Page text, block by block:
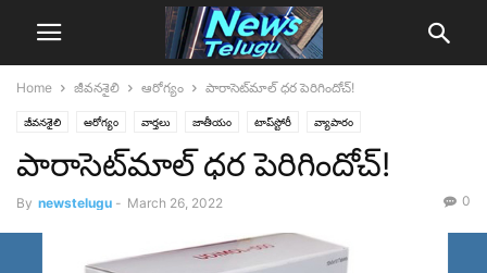
Home జీవనశైలి ఆరోగ్యం పారాసెట్‌మాల్‌ ధర పెరిగిందోచ్‌!
జీవనశైలి ఆరోగ్యం వార్తలు జాతీయం టాప్‌స్టోరీ వ్యాపారం
పారాసెట్‌మాల్‌ ధర పెరిగిందోచ్‌!
By newstelugu - March 26, 2022 0